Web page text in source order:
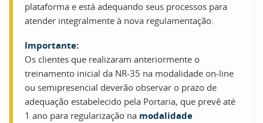
plataforma e está adequando seus processos para
atender integralmente à nova regulamentação.
Importante:
Os clientes que realizaram anteriormente o
treinamento inicial da NR-35 na modalidade on-line
ou semipresencial deverão observar o prazo de
adequação estabelecido pela Portaria, que prevê até
1 ano para regularização na modalidade